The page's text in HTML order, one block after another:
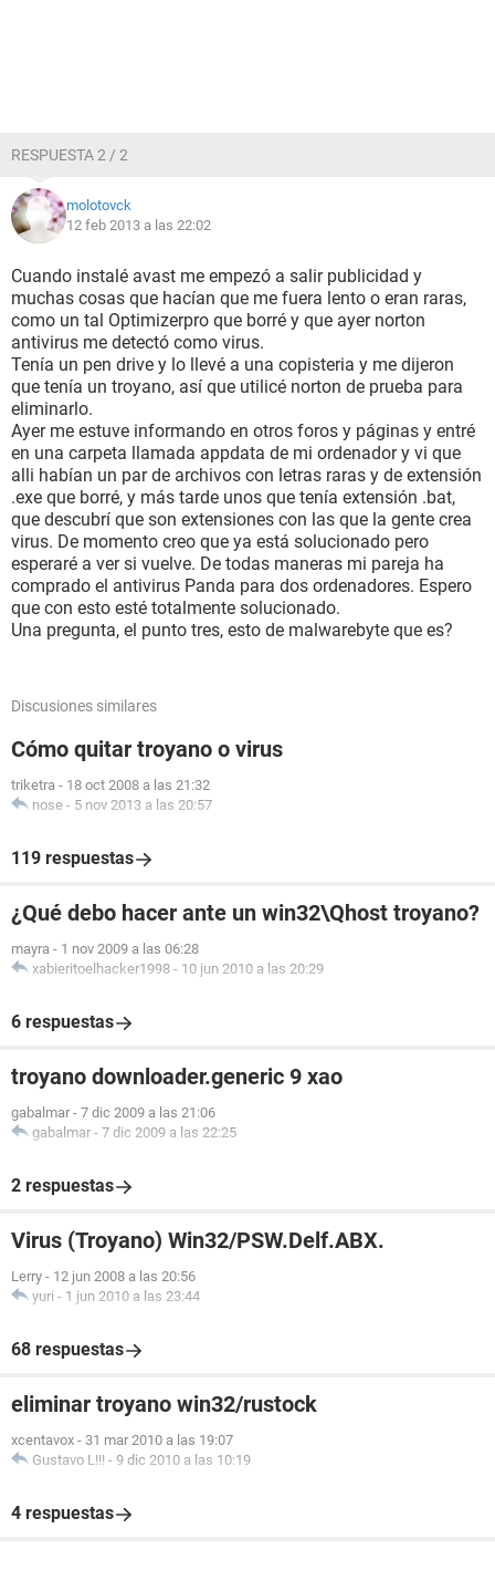
RESPUESTA 2 / 2
molotovck
12 feb 2013 a las 22:02
Cuando instalé avast me empezó a salir publicidad y
muchas cosas que hacían que me fuera lento o eran raras,
como un tal Optimizerpro que borré y que ayer norton
antivirus me detectó como virus.
Tenía un pen drive y lo llevé a una copisteria y me dijeron
que tenía un troyano, así que utilicé norton de prueba para
eliminarlo.
Ayer me estuve informando en otros foros y páginas y entré
en una carpeta llamada appdata de mi ordenador y vi que
alli habían un par de archivos con letras raras y de extensión
.exe que borré, y más tarde unos que tenía extensión .bat,
que descubrí que son extensiones con las que la gente crea
virus. De momento creo que ya está solucionado pero
esperaré a ver si vuelve. De todas maneras mi pareja ha
comprado el antivirus Panda para dos ordenadores. Espero
que con esto esté totalmente solucionado.
Una pregunta, el punto tres, esto de malwarebyte que es?
Discusiones similares
Cómo quitar troyano o virus
triketra - 18 oct 2008 a las 21:32
nose - 5 nov 2013 a las 20:57
119 respuestas
¿Qué debo hacer ante un win32\Qhost troyano?
mayra - 1 nov 2009 a las 06:28
xabieritoelhacker1998 - 10 jun 2010 a las 20:29
6 respuestas
troyano downloader.generic 9 xao
gabalmar - 7 dic 2009 a las 21:06
gabalmar - 7 dic 2009 a las 22:25
2 respuestas
Virus (Troyano) Win32/PSW.Delf.ABX.
Lerry - 12 jun 2008 a las 20:56
yuri - 1 jun 2010 a las 23:44
68 respuestas
eliminar troyano win32/rustock
xcentavox - 31 mar 2010 a las 19:07
Gustavo L!!! - 9 dic 2010 a las 10:19
4 respuestas